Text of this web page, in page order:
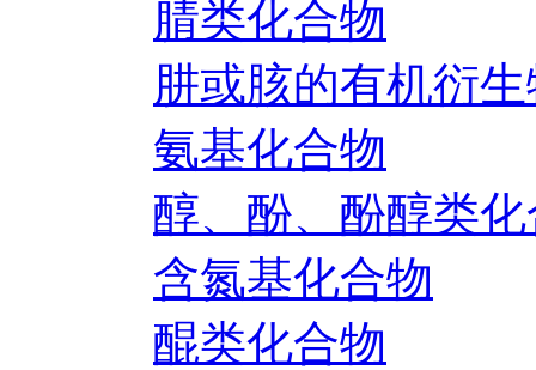
腈类化合物
肼或胲的有机衍
氨基化合物
醇、酚、酚醇类
含氮基化合物
醌类化合物